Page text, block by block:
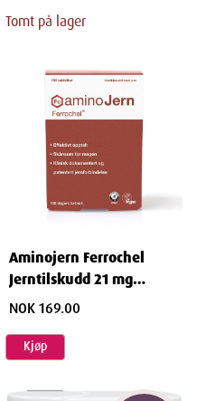
Tomt på lager
Aminojern Ferrochel
Jerntilskudd 21 mg
tabletter 90stk
NOK 169.00
Kjøp